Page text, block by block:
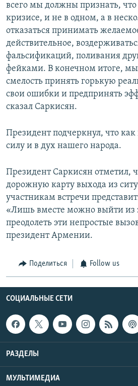
всего мы должны признать,
кризисе, и не в одном, а в
отказаться принимать
действительное,
фальсификаций, поливания
фейками. В конечном итоге,
смелость принять горькую
свои ошибки и предпринять
сказал Саркисян.
Президент подчеркнул, что как
силу и в дух нашего народа.
Президент Саркисян отметил,
дорожную карту выхода из
участникам встречи
«Лишь вместе можно выйти из
преодолеть эти непростые
президент Армении.
Поделиться Follow us
СОЦИАЛЬНЫЕ СЕТИ
РАЗДЕЛЫ
МУЛЬТИМЕДИА